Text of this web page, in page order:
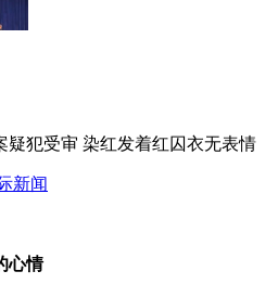
机因奥运车道再抗议
犯受审 染红发着红囚衣无表情
新闻
心情